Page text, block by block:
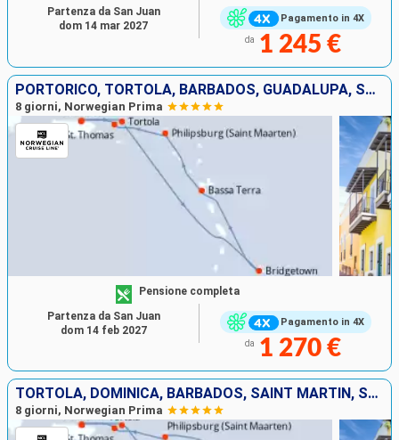
Pagamento in 4X
da 1 245 €
Partenza da San Juan
dom 14 mar 2027
PORTORICO, TORTOLA, BARBADOS, GUADALUPA, SAINT MARTIN, SAINT THOMAS
8 giorni, Norwegian Prima
Pagamento in 4X
Pensione completa
da 1 270 €
Partenza da San Juan
dom 14 feb 2027
TORTOLA, DOMINICA, BARBADOS, SAINT MARTIN, SAINT THOMAS, PORTORICO
8 giorni, Norwegian Prima